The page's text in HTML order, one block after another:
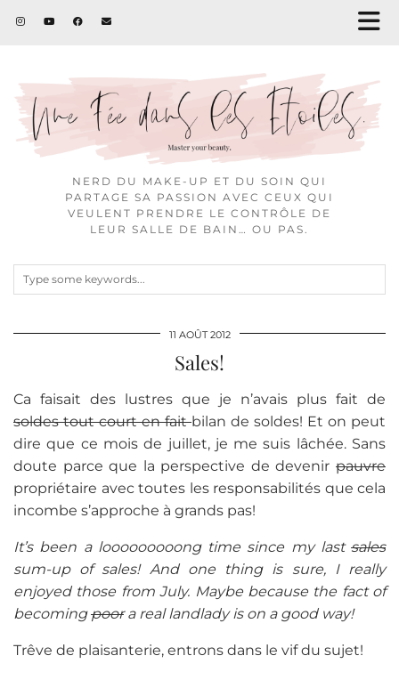
NERD DU MAKE-UP ET DU SOIN QUI
PARTAGE SA PASSION AVEC CEUX QUI
VEULENT PRENDRE LE CONTRÔLE DE
LEUR SALLE DE BAIN… OU PAS.
11 AOÛT 2012
Sales!
Ca faisait des lustres que je n’avais plus fait de
soldes tout court en faitbilan de soldes! Et on peut
dire que ce mois de juillet, je me suis lâchée. Sans
doute parce que la perspective de devenir pauvre
propriétaire avec toutes les responsabilités que cela
incombe s’approche à grands pas!
It’s been a looooooooong time since my last sales
sum-up of sales! And one thing is sure, I really
enjoyed those from July. Maybe because the fact of
becomingpoora real landlady is on a good way!
Trêve de plaisanterie, entrons dans le vif du sujet!